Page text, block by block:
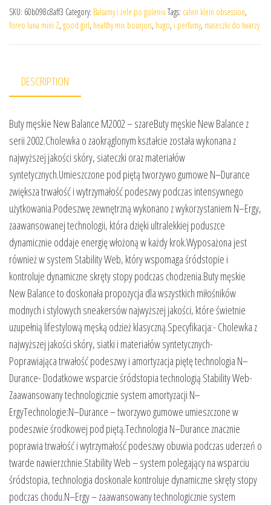
SKU: 60b098c8aff3 Category: Balsamy i żele po goleniu Tags: calvin klein obsession,
foreo luna mini 2, good girl, healthy mix bourjois, hugo, i perfumy, maseczki do twarzy
DESCRIPTION
Buty męskie New Balance M2002 – szareButy męskie New Balance z
serii 2002.Cholewka o zaokrąglonym kształcie została wykonana z
najwyższej jakości skóry, siateczki oraz materiałów
syntetycznych.Umieszczone pod piętą tworzywo gumowe N–Durance
zwiększa trwałość i wytrzymałość podeszwy podczas intensywnego
użytkowania.Podeszwę zewnętrzną wykonano z wykorzystaniem N–Ergy,
zaawansowanej technologii, która dzięki ultralekkiej poduszce
dynamicznie oddaje energię włożoną w każdy krok.Wyposażona jest
również w system Stability Web, który wspomaga śródstopie i
kontroluje dynamiczne skręty stopy podczas chodzenia.Buty męskie
New Balance to doskonała propozycja dla wszystkich miłośników
modnych i stylowych sneakersów najwyższej jakości, które świetnie
uzupełnią lifestylową męską odzież klasyczną.Specyfikacja:- Cholewka z
najwyższej jakości skóry, siatki i materiałów syntetycznych-
Poprawiająca trwałość podeszwy i amortyzacja piętę technologia N–
Durance- Dodatkowe wsparcie śródstopia technologią Stability Web-
Zaawansowany technologicznie system amortyzacji N–
ErgyTechnologie:N–Durance – tworzywo gumowe umieszczone w
podeszwie środkowej pod piętą.Technologia N–Durance znacznie
poprawia trwałość i wytrzymałość podeszwy obuwia podczas uderzeń o
twarde nawierzchnie.Stability Web – system polegający na wsparciu
śródstopia, technologia doskonale kontroluje dynamiczne skręty stopy
podczas chodu.N–Ergy – zaawansowany technologicznie system